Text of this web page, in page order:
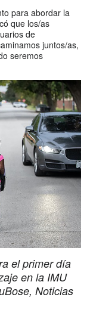
para abordar la
que los/as
de
juntos/as,
seremos
el primer día
en la IMU
Noticias